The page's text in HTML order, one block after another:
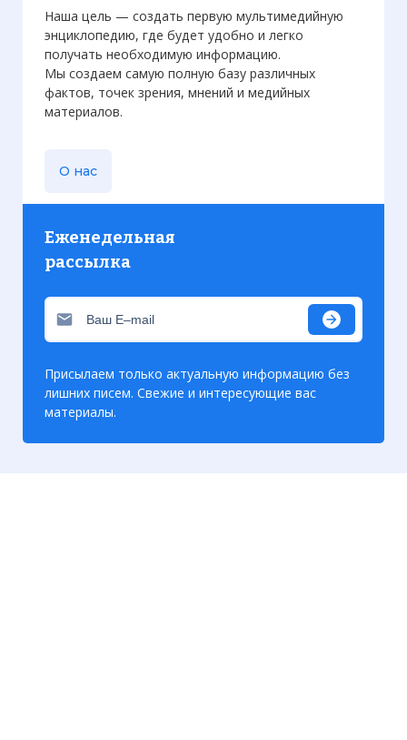
Наша цель — создать первую мультимедийную
энциклопедию, где будет удобно и легко
получать необходимую информацию.
Мы создаем самую полную базу различных
фактов, точек зрения, мнений и медийных
материалов.
О нас
Еженедельная
рассылка
Присылаем только актуальную информацию без
лишних писем. Свежие и интересующие вас
материалы.